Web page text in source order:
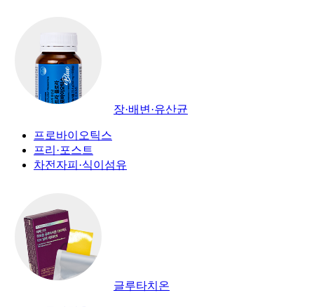
장·배변·유산균
프로바이오틱스
프리·포스트
차전자피·식이섬유
글루타치온